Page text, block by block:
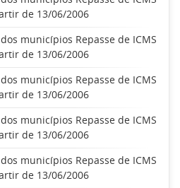
de 13/06/2006
municípios Repasse de ICMS
de 13/06/2006
municípios Repasse de ICMS
de 13/06/2006
municípios Repasse de ICMS
de 13/06/2006
municípios Repasse de ICMS
de 13/06/2006